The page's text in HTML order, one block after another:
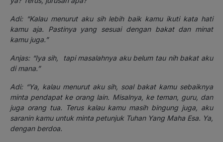
Adi: “Kalau menurut aku sih lebih baik kamu ikuti kata hati
kamu aja. Pastinya yang sesuai dengan bakat dan minat
kamu juga.”
Anjas: “Iya sih, tapi masalahnya aku belum tau nih bakat aku
di mana.”
Adi: “Ya, kalau menurut aku sih, soal bakat kamu sebaiknya
minta pendapat ke orang lain. Misalnya, ke teman, guru, dan
juga orang tua. Terus kalau kamu masih bingung juga, aku
saranin kamu untuk minta petunjuk Tuhan Yang Maha Esa. Ya,
dengan berdoa.